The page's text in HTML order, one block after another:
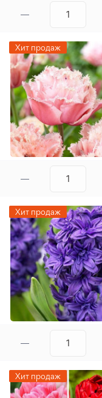
Хит продаж
Хит продаж
Хит продаж